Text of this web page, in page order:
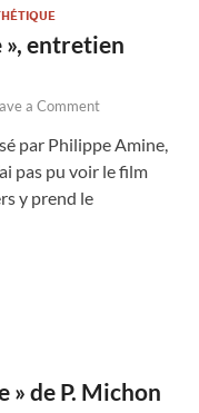
», entretien
a Comment
par Philippe Amine,
pas pu voir le film
y prend le
» de P. Michon